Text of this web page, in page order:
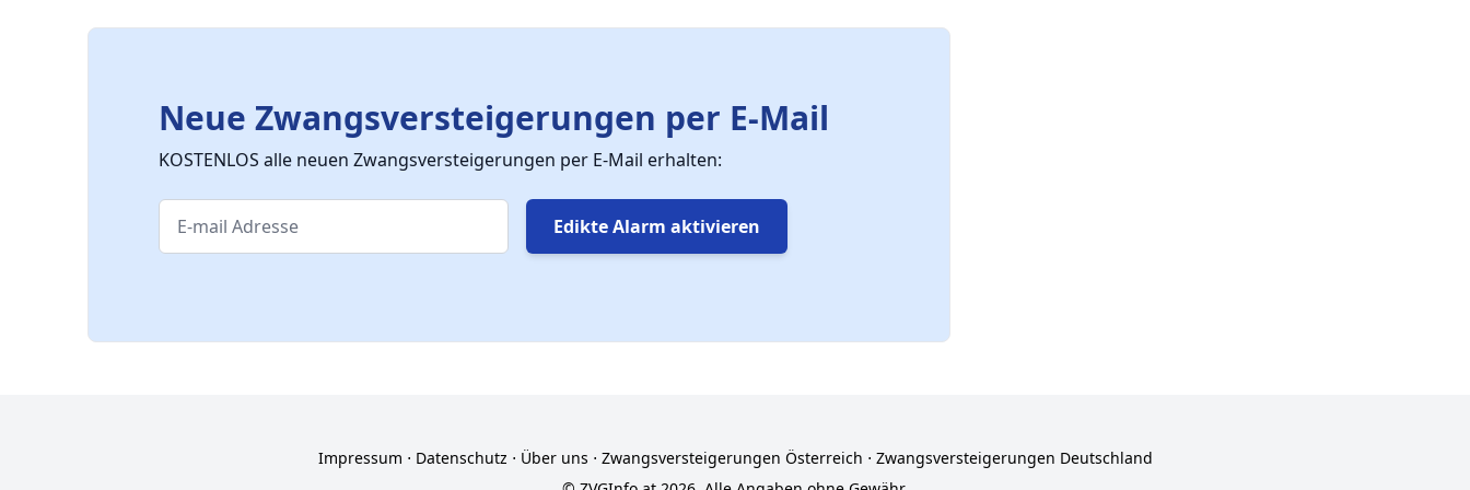
Neue Zwangsversteigerungen per E-Mail
KOSTENLOS alle neuen Zwangsversteigerungen per E-Mail erhalten:
Edikte Alarm aktivieren
Impressum ⋅ Datenschutz ⋅ Über uns ⋅ Zwangsversteigerungen Österreich ⋅ Zwangsversteigerungen Deutschland